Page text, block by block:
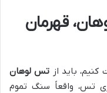
قهرمان
باید از تس لوهان
تس، واقعاً سنگ تموم